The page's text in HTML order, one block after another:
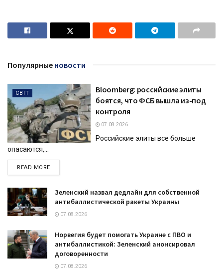
Популярные новости
СВІТ
Bloomberg: российские элиты
боятся, что ФСБ вышла из-под
контроля
07.08.2026
Российские элиты все больше
опасаются,...
READ MOREDETAILS
Зеленский назвал дедлайн для собственной
антибаллистической ракеты Украины
07.08.2026
Норвегия будет помогать Украине с ПВО и
антибаллистикой: Зеленский анонсировал
договоренности
07.08.2026